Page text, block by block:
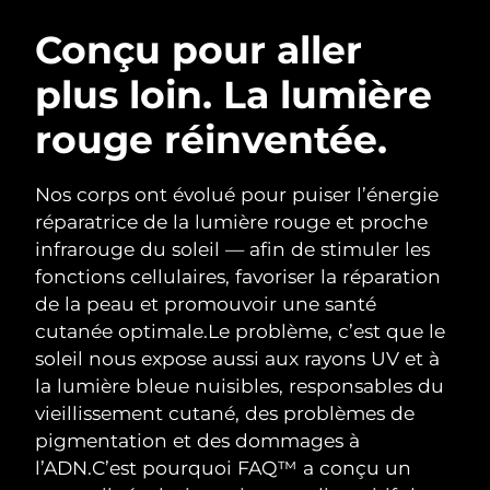
Conçu pour aller
plus loin. La lumière
rouge réinventée.
Nos corps ont évolué pour puiser l’énergie
réparatrice de la lumière rouge et proche
infrarouge du soleil — afin de stimuler les
fonctions cellulaires, favoriser la réparation
de la peau et promouvoir une santé
cutanée optimale.Le problème, c’est que le
soleil nous expose aussi aux rayons UV et à
la lumière bleue nuisibles, responsables du
vieillissement cutané, des problèmes de
pigmentation et des dommages à
l’ADN.C’est pourquoi FAQ™ a conçu un
Nettoyage du visage
Anti-aging massage
LUNA™ 4 Plus
Massage, LED heating
LUNA™ 4 Men
For men, anti-aging massage
Lifting
Microcurrent toning
BEAR™ 2 go
Microcurrent toning on-the-go
BEAR™ 2 eyes & lips
Microcurrent line smoothing device
Hydratation
UFO™ 3 coffret
Deep facial hydration
UFO™ 3 LED
Near-infrared and red light therapy
device
Soin bucco-dentaire
issa™ 4
Hybrid silicone sonic toothbrush
issa™ 4 plus
Smart hybrid silicone sonic toothbrush
FAQ™ TRAITEMENT ANTI-ÂGE
Anti-âge Traitements LED
NEW
Autriche Livraison estimée
Bahreïn Livraison estimée8/10/26
Belgique Livraison estimée
Bermudes Livraison estimée8/15/26
Bosnie-Herzégovine Livraison estimée 8/12/26
Brunei Livraison estimée
Bulgarie Livraison estimée8/9/26
Canada Livraison estimée8/13/26
Chili Livraison estimée